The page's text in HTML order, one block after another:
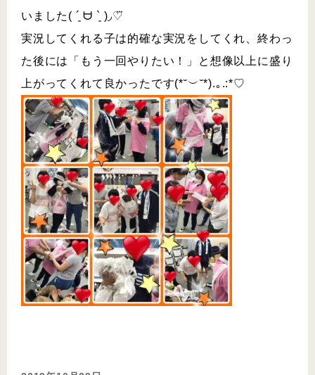
いました( ´͈ ᗨ `͈ )◞♡⃛
実況してくれる子は的確な実況をしてくれ、終わっ
た後には「もう一回やりたい！」と想像以上に盛り
上がってくれて良かったです(*˘︶˘*).｡.:*♡